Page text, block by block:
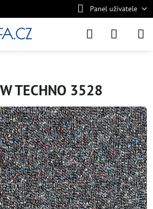
Panel uživatele
TECHNO 3528